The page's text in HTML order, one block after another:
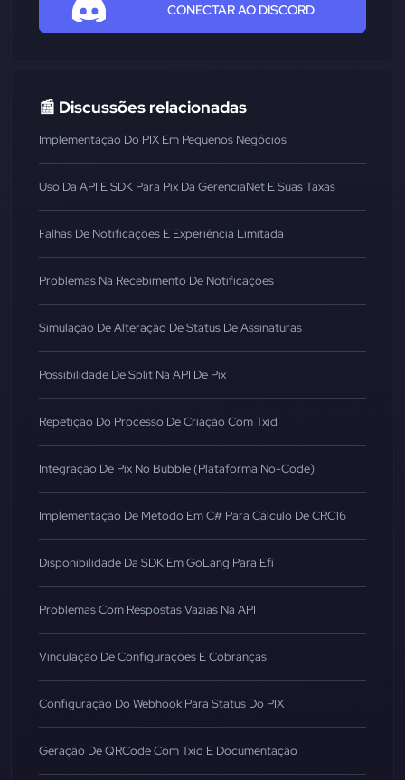
CONECTAR AO DISCORD
📰 Discussões relacionadas
Implementação Do PIX Em Pequenos Negócios
Uso Da API E SDK Para Pix Da GerenciaNet E Suas Taxas
Falhas De Notificações E Experiência Limitada
Problemas Na Recebimento De Notificações
Simulação De Alteração De Status De Assinaturas
Possibilidade De Split Na API De Pix
Repetição Do Processo De Criação Com Txid
Integração De Pix No Bubble (Plataforma No-Code)
Implementação De Método Em C# Para Cálculo De CRC16
Disponibilidade Da SDK Em GoLang Para Efí
Problemas Com Respostas Vazias Na API
Vinculação De Configurações E Cobranças
Configuração Do Webhook Para Status Do PIX
Geração De QRCode Com Txid E Documentação